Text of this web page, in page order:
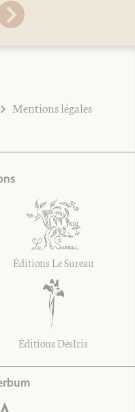
Mentions légales
Éditions Le Sureau
Éditions DésIris